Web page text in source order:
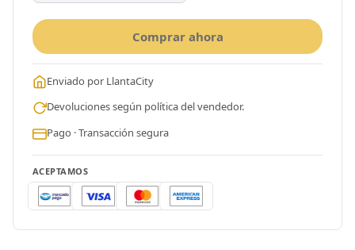
Comprar ahora
Enviado por LlantaCity
Devoluciones según política del vendedor.
Pago · Transacción segura
ACEPTAMOS